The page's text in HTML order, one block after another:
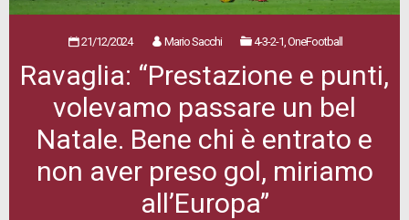
21/12/2024 Mario Sacchi 4-3-2-1, OneFootball
Ravaglia: “Prestazione e punti,
volevamo passare un bel
Natale. Bene chi è entrato e
non aver preso gol, miriamo
all’Europa”